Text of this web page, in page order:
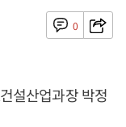
0
설산업과장 박정